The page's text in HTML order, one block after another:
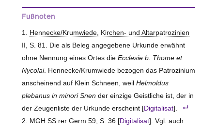
Fußnoten
Hennecke/Krumwiede, Kirchen- und Altarpatrozinien
II, S. 81. Die als Beleg angegebene Urkunde erwähnt
ohne Nennung eines Ortes die Ecclesie b. Thome et
Nycolai. Hennecke/Krumwiede bezogen das Patrozinium
anscheinend auf Klein Schneen, weil Helmoldus
plebanus in minori Snen der einzige Geistliche ist, der in
der Zeugenliste der Urkunde erscheint [Digitalisat].
MGH SS rer Germ 59, S. 36 [Digitalisat]. Vgl. auch